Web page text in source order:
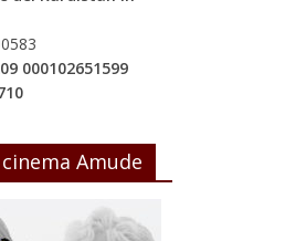
000102651599
Amude